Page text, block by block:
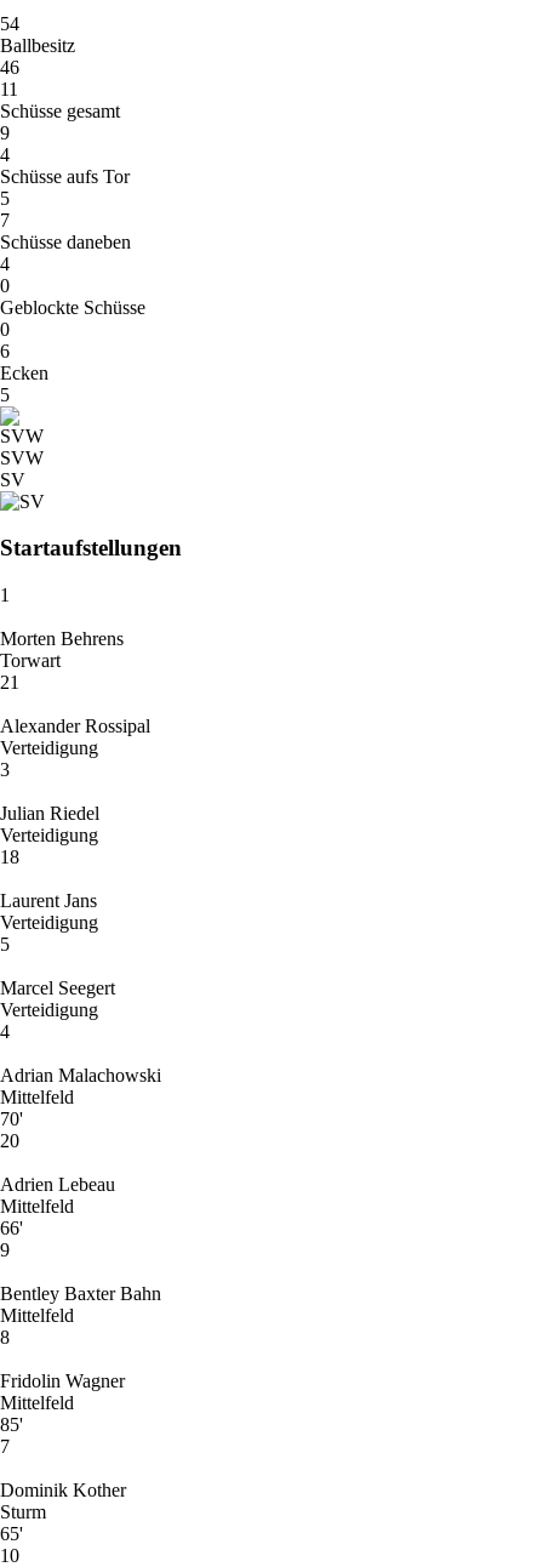
54
Ballbesitz
46
11
Schüsse gesamt
9
4
Schüsse aufs Tor
5
7
Schüsse daneben
4
0
Geblockte Schüsse
0
6
Ecken
5
SVW
SV
Startaufstellungen
1
Morten Behrens
Torwart
21
Alexander Rossipal
Verteidigung
3
Julian Riedel
Verteidigung
18
Laurent Jans
Verteidigung
5
Marcel Seegert
Verteidigung
4
Adrian Malachowski
Mittelfeld
70'
20
Adrien Lebeau
Mittelfeld
66'
9
Bentley Baxter Bahn
Mittelfeld
8
Fridolin Wagner
Mittelfeld
85'
7
Dominik Kother
Sturm
65'
10